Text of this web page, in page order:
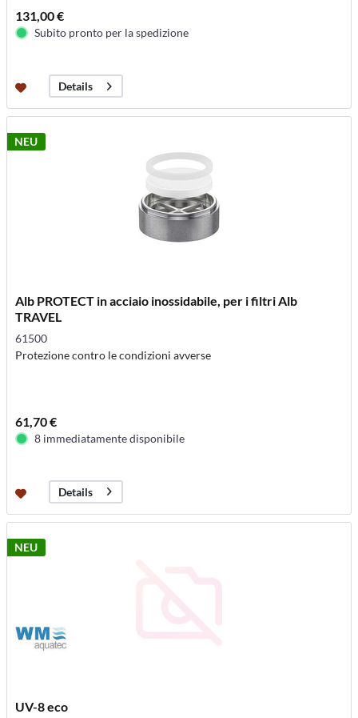
131,00 €
Subito pronto per la spedizione
Details
NEU
Alb PROTECT in acciaio inossidabile, per i filtri Alb
TRAVEL
61500
Protezione contro le condizioni avverse
61,70 €
8 immediatamente disponibile
Details
NEU
UV-8 eco